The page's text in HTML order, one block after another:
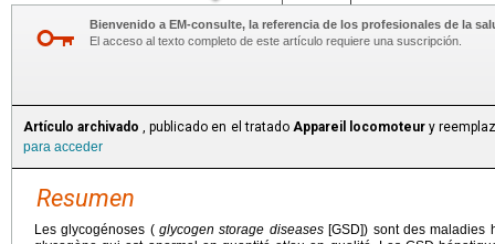
Más...
Bienvenido a EM-consulte, la referencia de los profesionales de la
El acceso al texto completo de este artículo requiere una suscripción.
Artículo archivado , publicado en el tratado Appareil locomoteury
para acceder
Resumen
Les glycogénoses (glycogen storage diseases[GSD]) sont des maladies